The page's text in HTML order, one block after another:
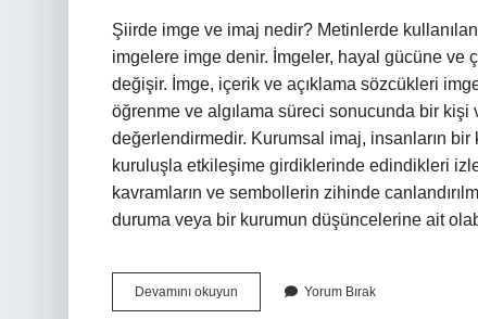
Şiirde imge ve imaj nedir? Metinlerde
imgelere imge denir. İmgeler, hayal gücüne ve
değişir. İmge, içerik ve açıklama sözcükleri
öğrenme ve algılama süreci sonucunda bir
değerlendirmedir. Kurumsal imaj, insanların
kuruluşla etkileşime girdiklerinde edindikleri
kavramların ve sembollerin zihinde
duruma veya bir kurumun düşüncelerine ait
Devamını okuyun
Imaj
Yorum Bırak